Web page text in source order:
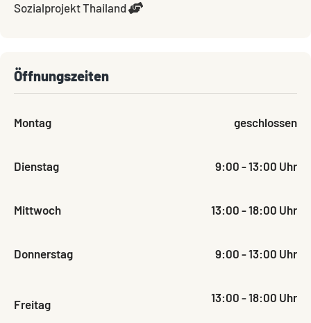
Sozialprojekt Thailand
Öffnungszeiten
Montag geschlossen
Dienstag 9:00 - 13:00 Uhr
Mittwoch 13:00 - 18:00 Uhr
Donnerstag 9:00 - 13:00 Uhr
Freitag 13:00 - 18:00 Uhr